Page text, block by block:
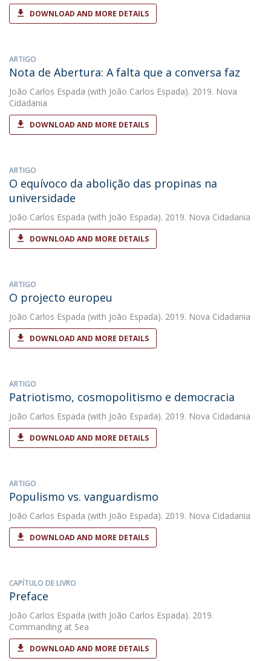
DOWNLOAD AND MORE DETAILS
ARTIGO
Nota de Abertura: A falta que a conversa faz
João Carlos Espada (with João Carlos Espada). 2019. Nova
Cidadania
DOWNLOAD AND MORE DETAILS
ARTIGO
O equívoco da abolição das propinas na
universidade
João Carlos Espada (with João Espada). 2019. Nova Cidadania
DOWNLOAD AND MORE DETAILS
ARTIGO
O projecto europeu
João Carlos Espada (with João Espada). 2019. Nova Cidadania
DOWNLOAD AND MORE DETAILS
ARTIGO
Patriotismo, cosmopolitismo e democracia
João Carlos Espada (with João Espada). 2019. Nova Cidadania
DOWNLOAD AND MORE DETAILS
ARTIGO
Populismo vs. vanguardismo
João Carlos Espada (with João Espada). 2019. Nova Cidadania
DOWNLOAD AND MORE DETAILS
CAPÍTULO DE LIVRO
Preface
João Carlos Espada (with João Carlos Espada). 2019.
Commanding at Sea
DOWNLOAD AND MORE DETAILS